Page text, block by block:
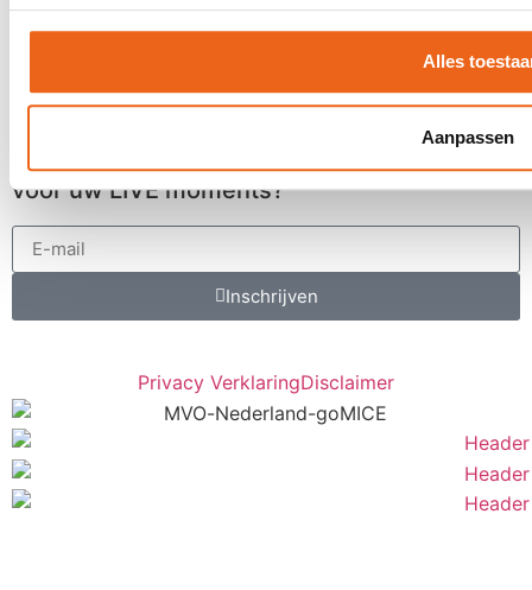
Alles
Aanpassen
Contact
Offerte aanvragen
Contact
Een keer per maand inspiratie ontvangen
voor uw LIVE moments?
Inschrijven
Privacy VerklaringDisclaimer